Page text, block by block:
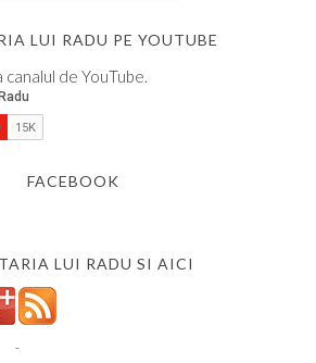
LUI RADU PE YOUTUBE
de YouTube.
FACEBOOK
LUI RADU SI AICI